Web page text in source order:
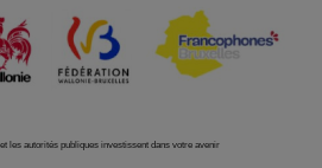
les autorités publiques investissent dans votre avenir